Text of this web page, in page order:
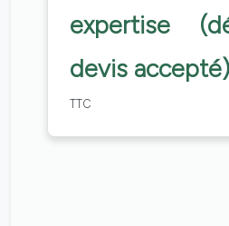
expertise
devis accepté)
TTC